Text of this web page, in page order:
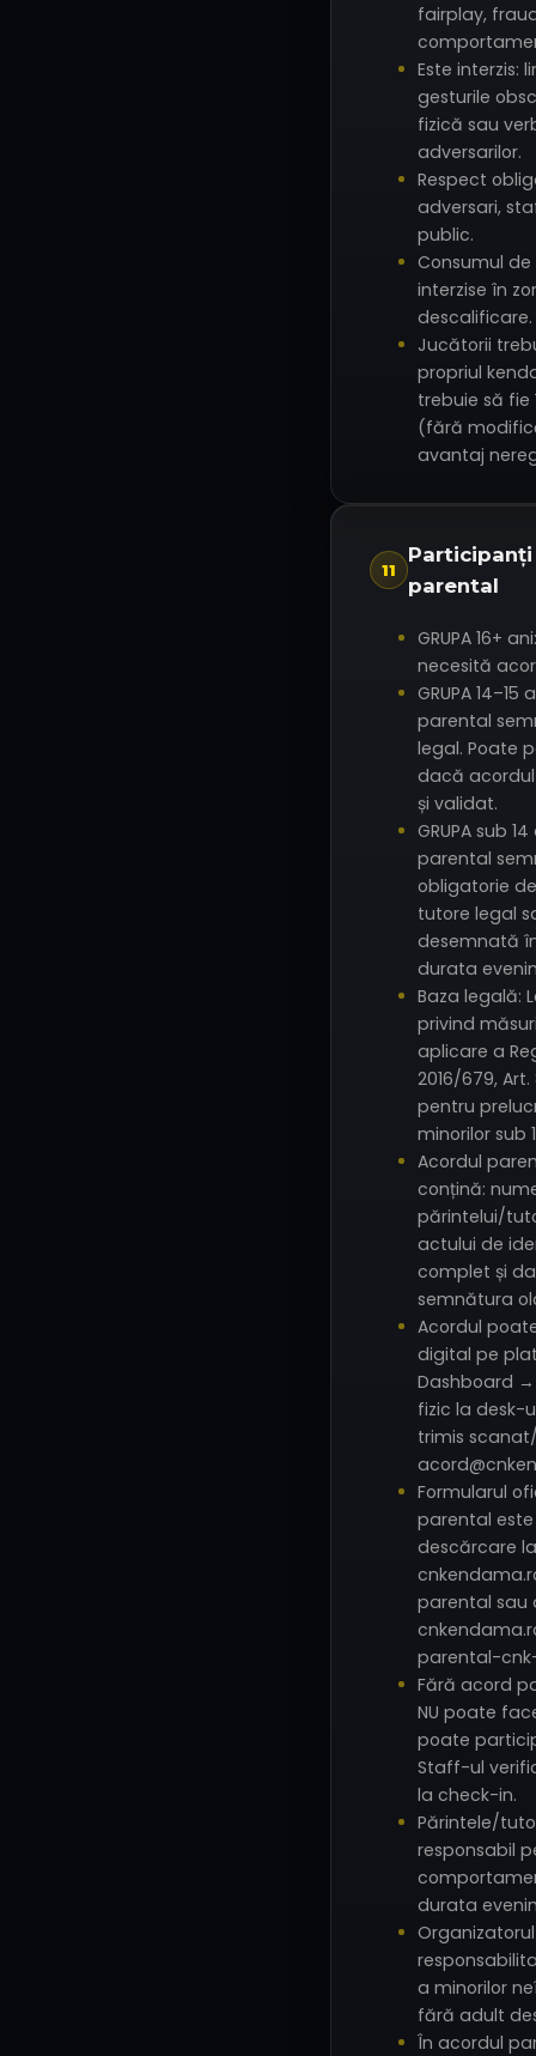
fairplay,
Este interzis:
gesturile
fizică sau
adversarilor.
Respect
adversari,
public.
Consumul
interzise în
descalificare.
Jucătorii
propriul
trebuie să
(fără
avantaj
11
parental
GRUPA 16+
necesită
GRUPA
parental
legal. Poate
dacă
și validat.
GRUPA sub
parental
obligatorie
tutore legal
desemnată
durata
Baza legală:
privind
aplicare a
2016/679,
pentru
minorilor sub
Acordul
conțină:
părintelui/
actului de
complet și
semnătura
Acordul
digital pe
Dashboard
fizic la desk-
trimis
Formularul
parental
descărcare la
parental sau
parental-
Fără acord
NU poate
poate
Staff-ul
la check-in.
Părintele/
responsabil
durata
a minorilor
fără adult
În acordul